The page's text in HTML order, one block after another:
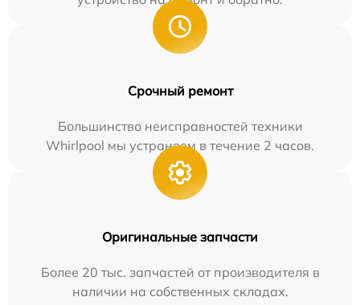
Срочный ремонт
Большинство неисправностей техники
Whirlpool мы устраняем в течение 2 часов.
Оригинальные запчасти
Более 20 тыс. запчастей от производителя в
наличии на собственных складах.